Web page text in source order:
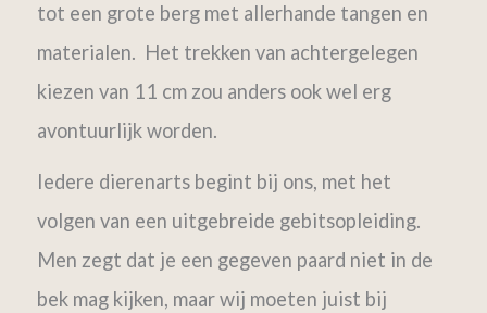
tot een grote berg met allerhande tangen en
materialen. Het trekken van achtergelegen
kiezen van 11 cm zou anders ook wel erg
avontuurlijk worden.
Iedere dierenarts begint bij ons, met het
volgen van een uitgebreide gebitsopleiding.
Men zegt dat je een gegeven paard niet in de
bek mag kijken, maar wij moeten juist bij